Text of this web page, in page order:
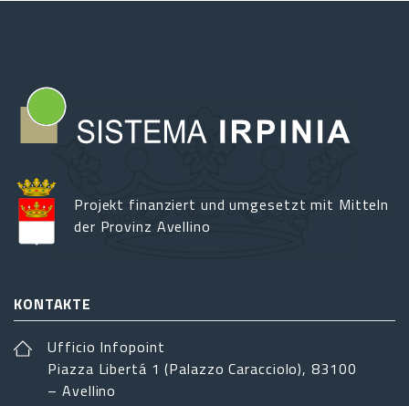
Projekt finanziert und umgesetzt mit Mitteln
der Provinz Avellino
KONTAKTE
Ufficio Infopoint
Piazza Libertá 1 (Palazzo Caracciolo), 83100
– Avellino